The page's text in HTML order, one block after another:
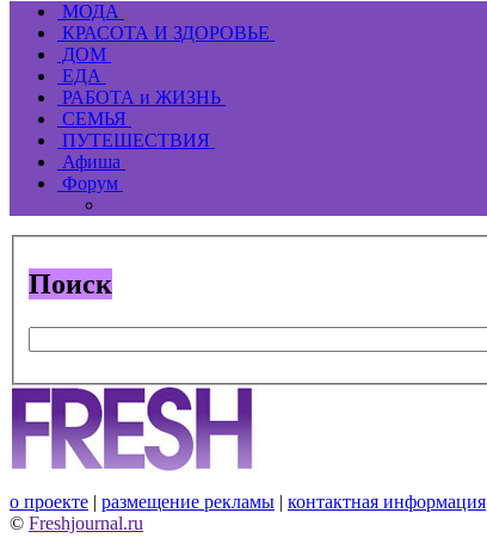
МОДА
КРАСОТА И ЗДОРОВЬЕ
ДОМ
ЕДА
РАБОТА и ЖИЗНЬ
СЕМЬЯ
ПУТЕШЕСТВИЯ
Афиша
Форум
Поиск
о проекте | размещение рекламы | контактная информация
© Freshjournal.ru